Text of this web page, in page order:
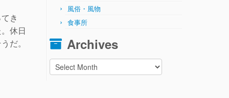
き
休日
だ。
風俗・風物
食事所
Archives
Archives